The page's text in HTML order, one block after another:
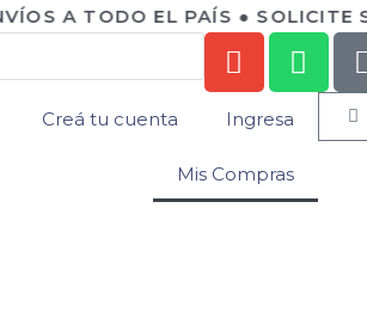
A TODO EL PAÍS ● SOLICITE
Creá tu cuenta Ingresa
Mis Compras